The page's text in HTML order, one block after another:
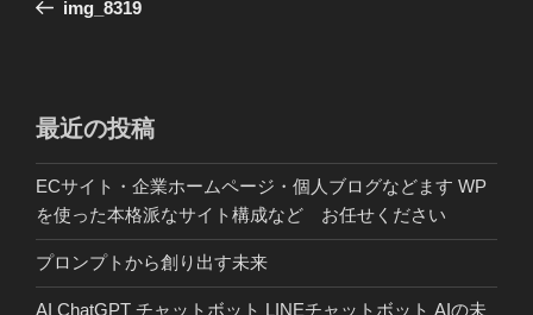
ナ
ー
シ
ョ
ン
img_8319
最近の投稿
ECサイト・企業ホームページ・個人ブログなどます WP
を使った本格派なサイト構成など お任せください
プロンプトから創り出す未来
AI ChatGPT チャットボット LINEチャットボット AIの未